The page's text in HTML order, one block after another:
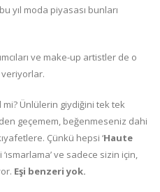
yıl moda piyasası bunları
ve make-up artistler de o
veriyorlar.
Ünlülerin giydiğini tek tek
geçemem, beğenmeseniz dahi
Çünkü hepsi ‘Haute
‘ısmarlama’ ve sadece sizin için,
Eşi benzeri yok.